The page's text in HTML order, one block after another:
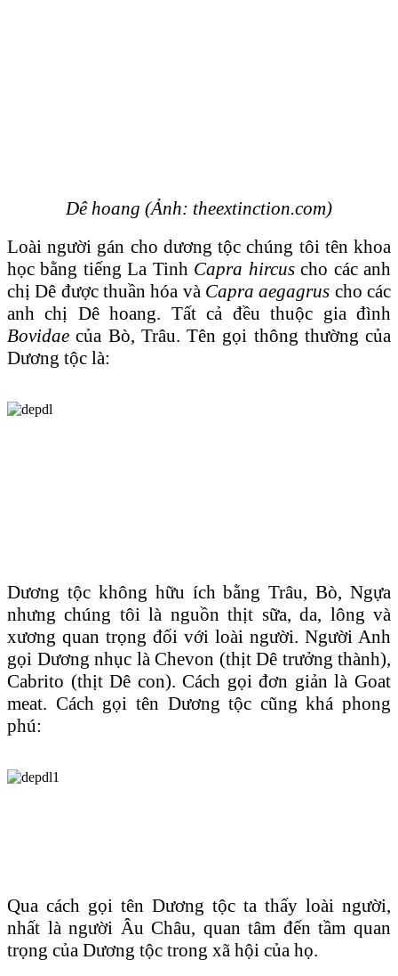
Dê hoang (Ảnh: theextinction.com)
Loài người gán cho dương tộc chúng tôi tên khoa
học bằng tiếng La Tinh Capra hircuscho các anh
chị Dê được thuần hóa và Capra aegagrus cho các
anh chị Dê hoang. Tất cả đều thuộc gia đình
Bovidae của Bò, Trâu. Tên gọi thông thường của
Dương tộc là:
Dương tộc không hữu ích bằng Trâu, Bò, Ngựa
nhưng chúng tôi là nguồn thịt sữa, da, lông và
xương quan trọng đối với loài người. Người Anh
gọi Dương nhục là Chevon (thịt Dê trưởng thành),
Cabrito (thịt Dê con). Cách gọi đơn giản là Goat
meat. Cách gọi tên Dương tộc cũng khá phong
phú:
Qua cách gọi tên Dương tộc ta thấy loài người,
nhất là người Âu Châu, quan tâm đến tầm quan
trọng của Dương tộc trong xã hội của họ.